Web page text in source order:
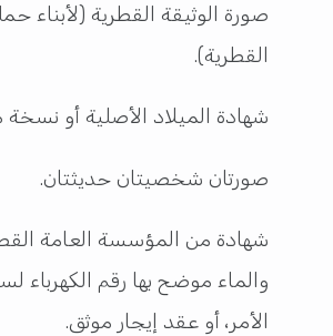
صورة الوثيقة القطرية (لأبناء
القطرية).
شهادة الميلاد الأصلية أو نسخة
صورتان شخصيتان حديثتان.
شهادة من المؤسسة العامة
والماء موضح بها رقم الكهرباء
الأمر، أو عقد إيجار موثق.